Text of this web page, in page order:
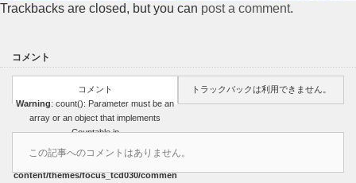
Trackbacks are closed, but you can post a comment.
コメント
コメント
Warning: count(): Parameter must be an
array or an object that implements
Countable in
/home/r3751327/public_html/sasakicoat
ing.com/wp-
content/themes/focus_tcd030/commen
トラックバックは利用できません。
この記事へのコメントはありません。